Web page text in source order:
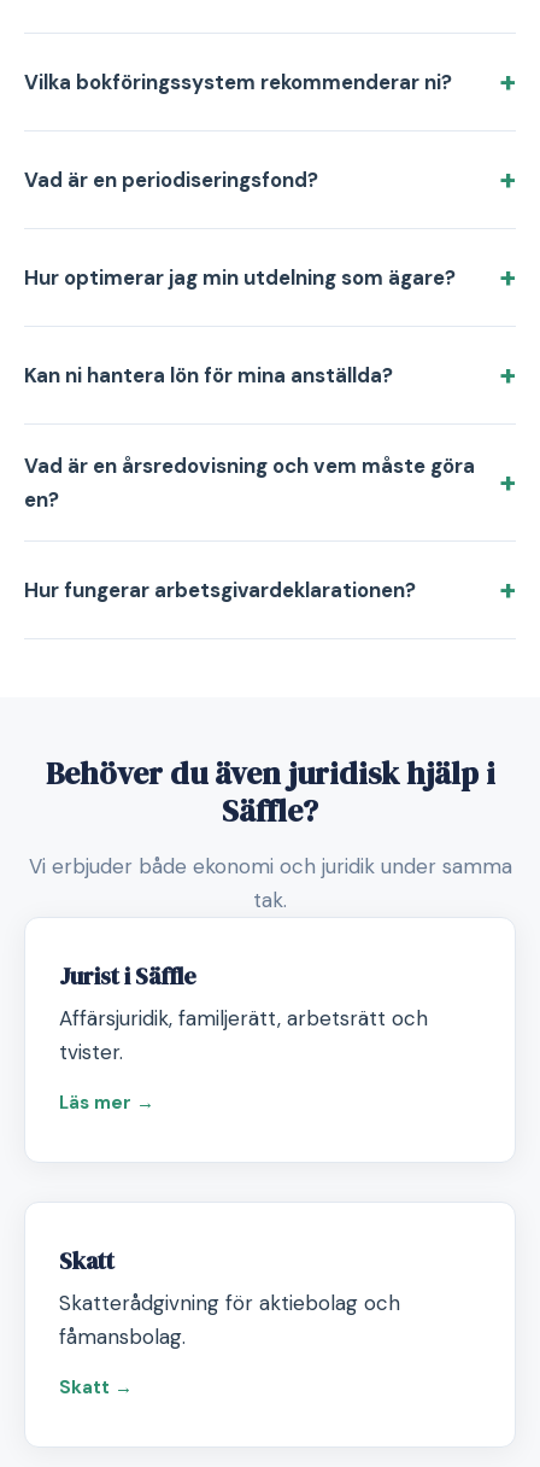
Vilka bokföringssystem rekommenderar ni?
Vad är en periodiseringsfond?
Hur optimerar jag min utdelning som ägare?
Kan ni hantera lön för mina anställda?
Vad är en årsredovisning och vem måste göra
en?
Hur fungerar arbetsgivardeklarationen?
Behöver du även juridisk hjälp i
Säffle?
Vi erbjuder både ekonomi och juridik under samma
tak.
Jurist i Säffle
Affärsjuridik, familjerätt, arbetsrätt och
tvister.
Läs mer →
Skatt
Skatterådgivning för aktiebolag och
fåmansbolag.
Skatt →